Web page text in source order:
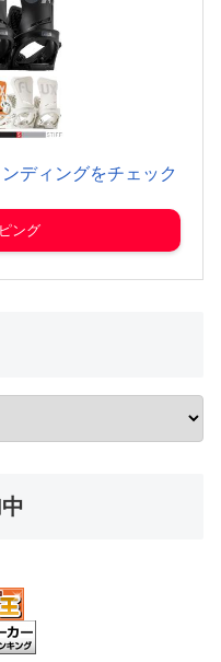
ディングをチェック
ング